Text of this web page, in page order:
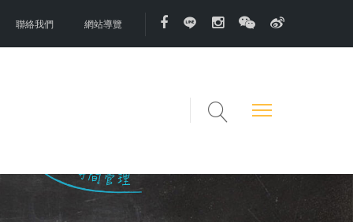
聯絡我們 網站導覽